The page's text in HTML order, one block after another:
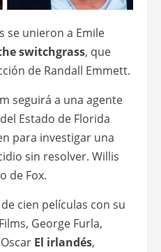
se unieron a Emile
switchgrass, que
de Randall Emmett.
seguirá a una agente
Estado de Florida
para investigar una
sin resolver. Willis
de Fox.
cien películas con su
George Furla,
El irlandés,